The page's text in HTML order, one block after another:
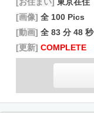
[画像] 全 100 Pics
[動画] 全 83 分 48 秒
[更新] COMPLETE